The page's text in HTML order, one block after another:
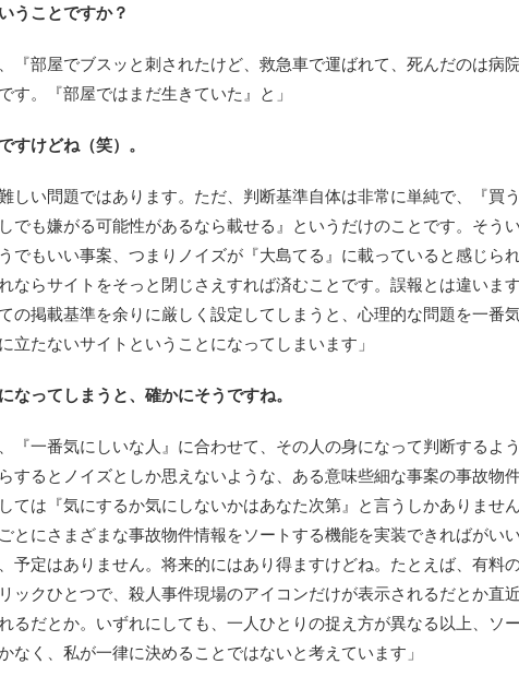
ことですか？
、『部屋でブスッと刺されたけど、救急車で運ばれて、死んだのは病
す。『部屋ではまだ生きていた』と」
けどね（笑）。
難しい問題ではあります。ただ、判断基準自体は非常に単純で、『買
でも嫌がる可能性があるなら載せる』というだけのことです。そうい
でもいい事案、つまりノイズが『大島てる』に載っていると感じら
ならサイトをそっと閉じさえすれば済むことです。誤報とは違いま
の掲載基準を余りに厳しく設定してしまうと、心理的な問題を一番
立たないサイトということになってしまいます」
ってしまうと、確かにそうですね。
、『一番気にしいな人』に合わせて、その人の身になって判断するよ
するとノイズとしか思えないような、ある意味些細な事案の事故物
ては『気にするか気にしないかはあなた次第』と言うしかありません
とにさまざまな事故物件情報をソートする機能を実装できればがい
予定はありません。将来的にはあり得ますけどね。たとえば、有料
ックひとつで、殺人事件現場のアイコンだけが表示されるだとか直
るだとか。いずれにしても、一人ひとりの捉え方が異なる以上、ソ
なく、私が一律に決めることではないと考えています」